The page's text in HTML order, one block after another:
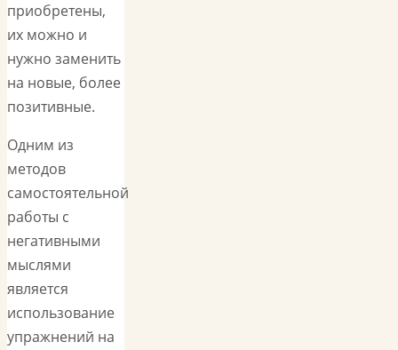
приобретены,
их можно и
нужно заменить
на новые, более
позитивные.
Одним из
методов
самостоятельной
работы с
негативными
мыслями
является
использование
упражнений на